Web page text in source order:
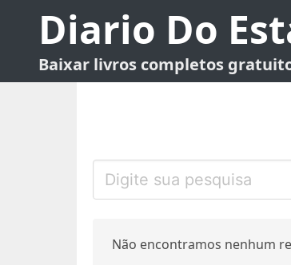
Diario Do
Baixar livros completos
Não encontramos nenhum